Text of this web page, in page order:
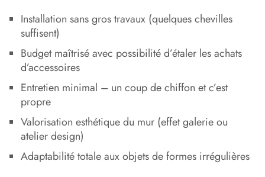
Installation sans gros travaux (quelques chevilles
suffisent)
Budget maîtrisé avec possibilité d’étaler les achats
d’accessoires
Entretien minimal – un coup de chiffon et c’est
propre
Valorisation esthétique du mur (effet galerie ou
atelier design)
Adaptabilité totale aux objets de formes irrégulières